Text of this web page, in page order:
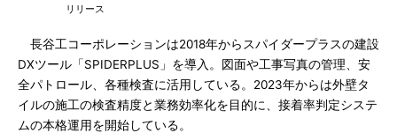
リリース
長谷工コーポレーションは2018年からスパイダープラスの建設
DXツール「SPIDERPLUS」を導入。図面や工事写真の管理、安
全パトロール、各種検査に活用している。2023年からは外壁タ
イルの施工の検査精度と業務効率化を目的に、接着率判定システ
ムの本格運用を開始している。